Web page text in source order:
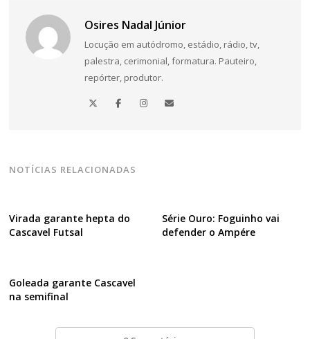
Osires Nadal Júnior
Locução em autódromo, estádio, rádio, tv,
palestra, cerimonial, formatura. Pauteiro,
repórter, produtor.
NOTÍCIAS RELACIONADAS
Virada garante hepta do
Cascavel Futsal
Série Ouro: Foguinho vai
defender o Ampére
Goleada garante Cascavel
na semifinal